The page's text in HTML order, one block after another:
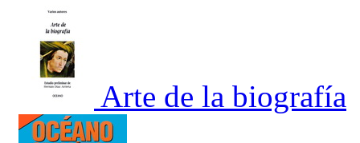
Arte de la biografía